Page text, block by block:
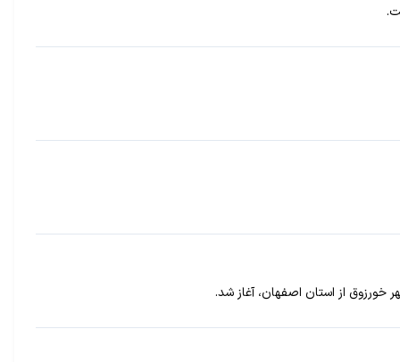
خورزوق از استان اصفهان، آغاز شد.